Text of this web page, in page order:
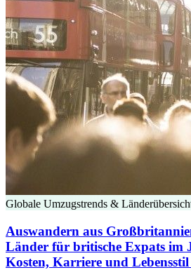
Globale Umzugstrends &
Auswandern aus
Länder für britische Expats im
Kosten, Karriere und